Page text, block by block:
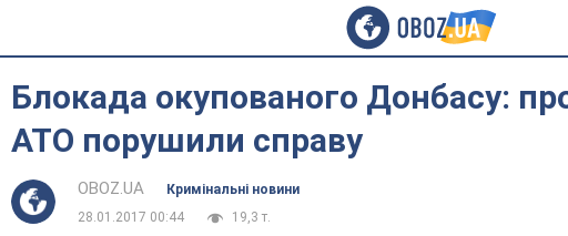
Блокада окупованого Донбасу:
АТО порушили справу
OBOZ.UA
Кримінальні новини
28.01.2017 00:44
19,3 т.